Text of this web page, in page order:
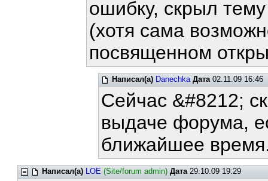
ошибку, скрыл
(хотя сама
посвященном
Написал(а) Danechka Дата02.11.09 16:46
Сейчас &#8212;
выдаче форума,
ближайшее
Написал(а) LOE (Site/forum admin) Дата29.10.09 19:29